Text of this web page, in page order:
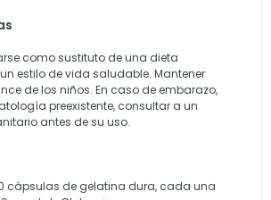
como sustituto de una dieta
estilo de vida saludable. Mantener
de los niños. En caso de embarazo,
preexistente, consultar a un
antes de su uso.
cápsulas de gelatina dura, cada una